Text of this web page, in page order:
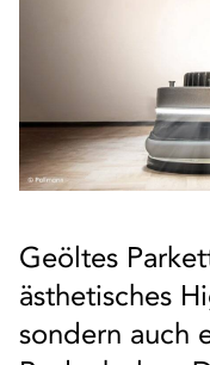
Geöltes
ästhetisches
sondern auch